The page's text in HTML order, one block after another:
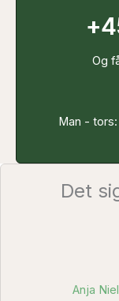
Og
Man -
Det
Anja